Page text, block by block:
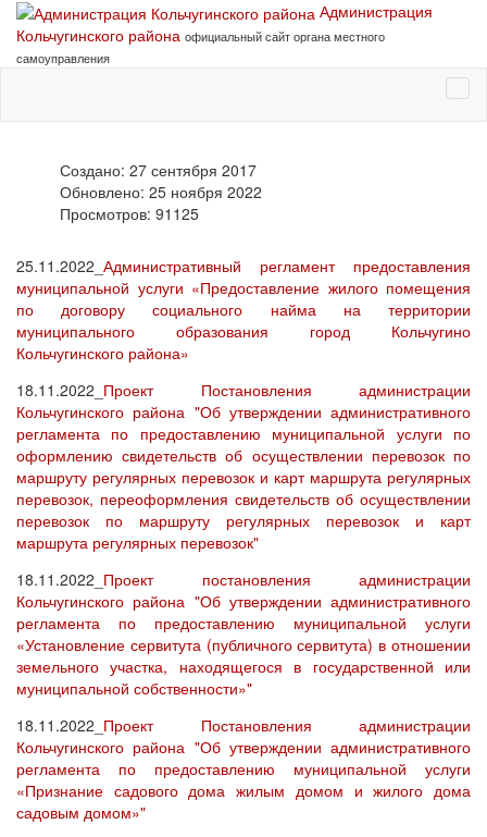
Администрация
Кольчугинского района официальный сайт органа местного
самоуправления
Создано: 27 сентября 2017
Обновлено: 25 ноября 2022
Просмотров: 91125
25.11.2022_ Административный регламент предоставления
муниципальной услуги «Предоставление жилого помещения
по договору социального найма на территории
муниципального образования город Кольчугино
Кольчугинского района»
18.11.2022_ Проект Постановления администрации
Кольчугинского района "Об утверждении административного
регламента по предоставлению муниципальной услуги по
оформлению свидетельств об осуществлении перевозок по
маршруту регулярных перевозок и карт маршрута регулярных
перевозок, переоформления свидетельств об осуществлении
перевозок по маршруту регулярных перевозок и карт
маршрута регулярных перевозок"
18.11.2022_ Проект постановления администрации
Кольчугинского района "Об утверждении административного
регламента по предоставлению муниципальной услуги
«Установление сервитута (публичного сервитута) в отношении
земельного участка, находящегося в государственной или
муниципальной собственности»"
18.11.2022_ Проект Постановления администрации
Кольчугинского района "Об утверждении административного
регламента по предоставлению муниципальной услуги
«Признание садового дома жилым домом и жилого дома
садовым домом»"